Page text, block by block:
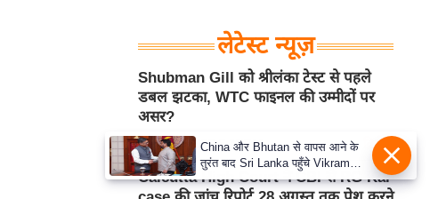
लेटेस्ट न्यूज़
Shubman Gill को श्रीलंका टेस्ट से पहले
डबल झटका, WTC फाइनल की उम्मीदों पर
असर?
Aug 06, 2026 6:13PM क्रिकेट
Calcutta High Court ने CBI से RG Kar
China और Bhutan से वापस आने के
तुरंत बाद Sri Lanka पहुँचे Vikram
Misri, भारत के जबरदस्त दाँव से दुनिया
हुई हैरान